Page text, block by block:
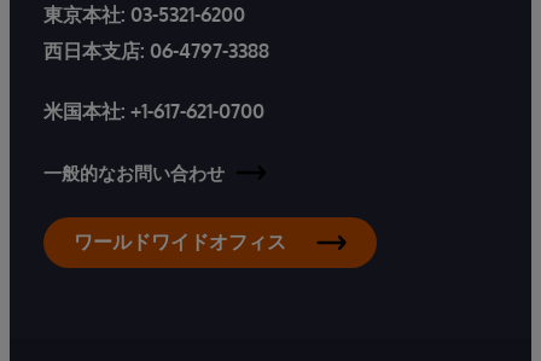
東京本社: 03-5321-6200
西日本支店: 06-4797-3388
米国本社: +1-617-621-0700
一般的なお問い合わせ
ワールドワイドオフィス